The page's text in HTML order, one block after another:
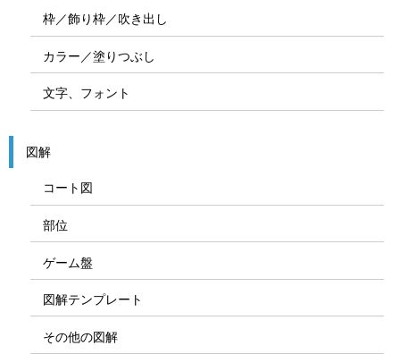
枠／飾り枠／吹き出し
カラー／塗りつぶし
文字、フォント
図解
コート図
部位
ゲーム盤
図解テンプレート
その他の図解